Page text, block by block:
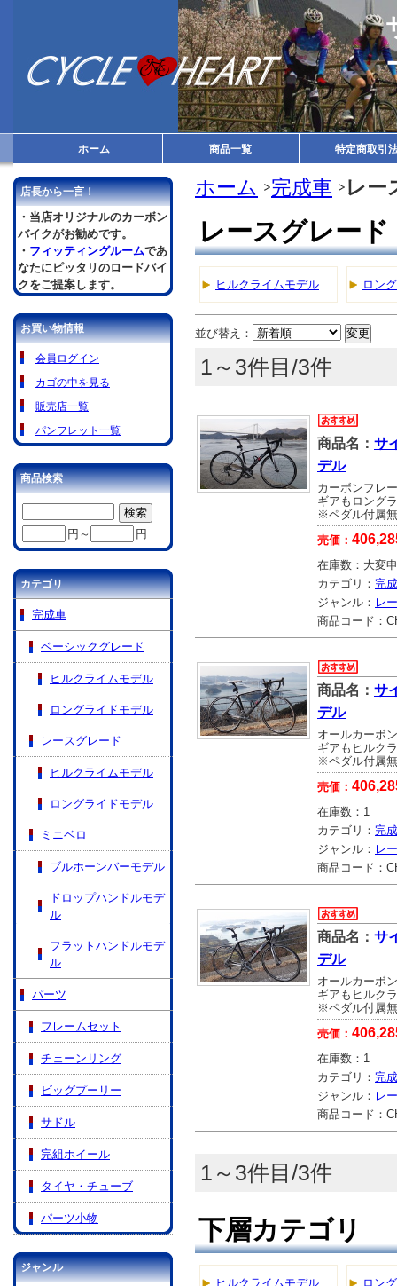
ホーム 商品一覧 特定商取引
ホーム 完成車 レー
レースグレード
ヒルクライムモデル ロン
並び替え：
1～3件目/3件
商品名： サ
デル
カーボンフレ
ギアもロング
※ペダル付属
売価：
在庫数： 大変
カテゴリ： 完
ジャンル： レ
商品コード：
商品名： サ
デル
オールカーボ
ギアもヒルク
※ペダル付属
売価：
在庫数： 1
カテゴリ： 完
ジャンル： レ
商品コード：
商品名： サ
デル
オールカーボ
ギアもヒルク
※ペダル付属
売価：
在庫数： 1
カテゴリ： 完
ジャンル： レ
商品コード：
1～3件目/3件
下層カテゴリ
ヒルクライムモデル ロン
店長から一言！
・当店オリジナルのカーボン
バイクがお勧めです。
・ フィッティングルームであ
なたにピッタリのロードバイ
クをご提案します。
お買い物情報
会員ログイン
カゴの中を見る
販売店一覧
パンフレット一覧
商品検索
円～ 円
カテゴリ
完成車
ベーシックグレード
ヒルクライムモデル
ロングライドモデル
レースグレード
ヒルクライムモデル
ロングライドモデル
ミニベロ
ブルホーンバーモデル
ドロップハンドルモデ
ル
フラットハンドルモデ
ル
パーツ
フレームセット
チェーンリング
ビッグプーリー
サドル
完組ホイール
タイヤ・チューブ
パーツ小物
ジャンル